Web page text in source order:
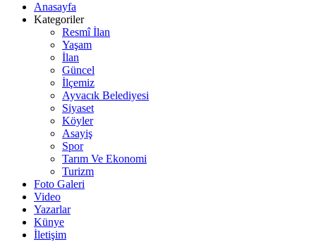
Anasayfa
Kategoriler
Resmî İlan
Yaşam
İlan
Güncel
İlçemiz
Ayvacık Belediyesi
Siyaset
Köyler
Asayiş
Spor
Tarım Ve Ekonomi
Turizm
Foto Galeri
Video
Yazarlar
Künye
İletişim